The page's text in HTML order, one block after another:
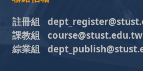
註冊組
課教組 course@stust.edu.tw
綜業組